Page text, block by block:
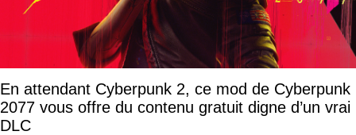
En attendant Cyberpunk 2, ce mod de Cyberpunk
2077 vous offre du contenu gratuit digne d’un vrai
DLC